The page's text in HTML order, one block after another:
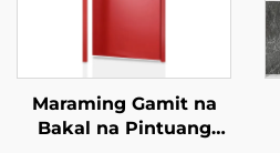
Maraming Gamit na
Bakal na Pintuang